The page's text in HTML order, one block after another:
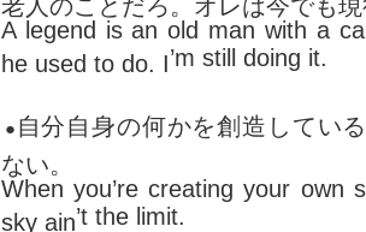
A legend is an old man with a
he used to do. I’m still doing it.
● 自分自身の何かを創造してい
ない。
When you’re creating your own
sky ain’t the limit.